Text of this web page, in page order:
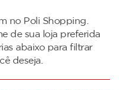
no Poli Shopping.
de sua loja preferida
abaixo para filtrar
deseja.